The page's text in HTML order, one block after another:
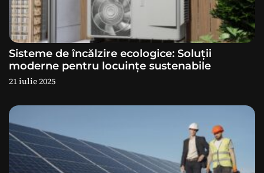
n
a
r
t
i
c
o
Sisteme de încălzire ecologice: Soluții
moderne pentru locuințe sustenabile
21 iulie 2025